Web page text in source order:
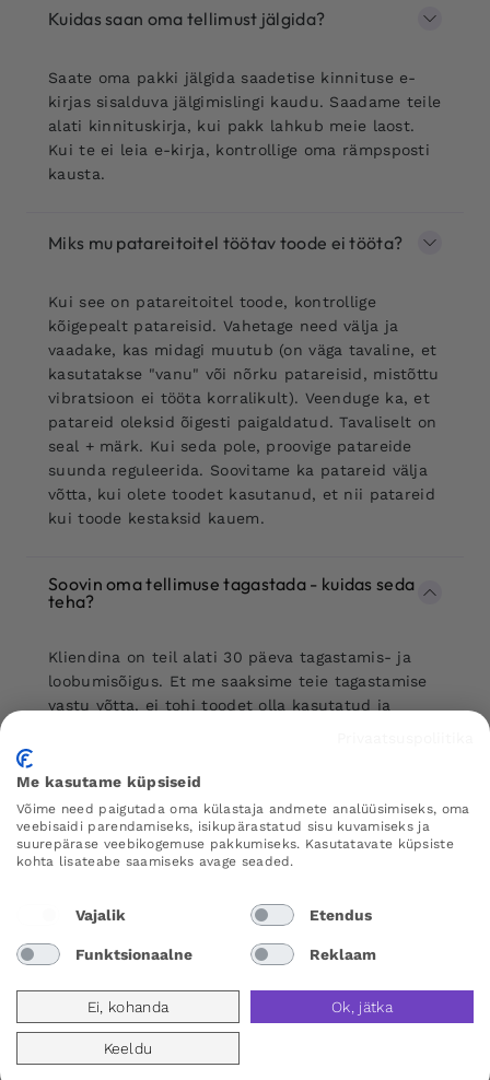
Kuidas saan oma tellimust jälgida?
Saate oma pakki jälgida saadetise kinnituse e-
kirjas sisalduva jälgimislingi kaudu. Saadame teile
alati kinnituskirja, kui pakk lahkub meie laost.
Kui te ei leia e-kirja, kontrollige oma rämpsposti
kausta.
Miks mu patareitoitel töötav toode ei tööta?
Kui see on patareitoitel toode, kontrollige
kõigepealt patareisid. Vahetage need välja ja
vaadake, kas midagi muutub (on väga tavaline, et
kasutatakse "vanu" või nõrku patareisid, mistõttu
vibratsioon ei tööta korralikult). Veenduge ka, et
patareid oleksid õigesti paigaldatud. Tavaliselt on
seal + märk. Kui seda pole, proovige patareide
suunda reguleerida. Soovitame ka patareid välja
võtta, kui olete toodet kasutanud, et nii patareid
kui toode kestaksid kauem.
Soovin oma tellimuse tagastada - kuidas seda
teha?
Kliendina on teil alati 30 päeva tagastamis- ja
loobumisõigus. Et me saaksime teie tagastamise
vastu võtta, ei tohi toodet olla kasutatud ja
tooted teie tellimusest või kogu tellimus.
Saate lugeda rohkem selle kohta, kuidas
tagastada siit
Kas kõik tooted veebilehel on laos?
Jah, kõik veebipoes olevad tooted on saadaval
kiiresti ja tõhusalt saata.
Me kasutame küpsiseid
Võime need paigutada oma külastaja andmete analüüsimiseks, oma
veebisaidi parendamiseks, isikupärastatud sisu kuvamiseks ja
suurepärase veebikogemuse pakkumiseks. Kasutatavate küpsiste
kohta lisateabe saamiseks avage seaded.
Vajalik Etendus
Funktsionaalne Reklaam
Ei, kohanda Ok, jätka
Keeldu